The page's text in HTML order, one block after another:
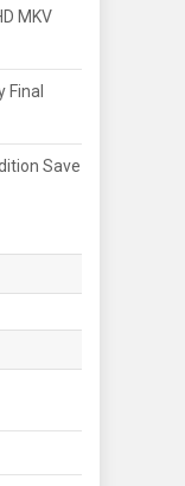
MKV
Final
Save